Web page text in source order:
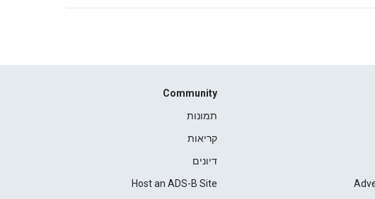
Community
תמונות
קריאות
דיונים
Host an ADS-B Site